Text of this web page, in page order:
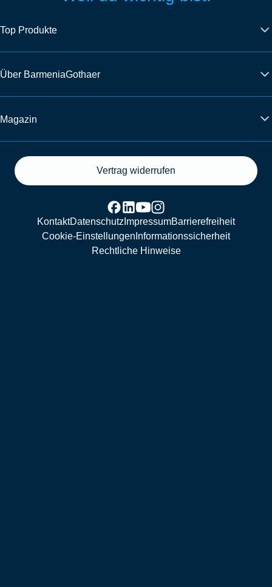
Top Produkte
Über BarmeniaGothaer
Magazin
Vertrag widerrufen
KontaktDatenschutz ImpressumBarrierefreiheit
Cookie-Einstellungen Informationssicherheit
Rechtliche Hinweise